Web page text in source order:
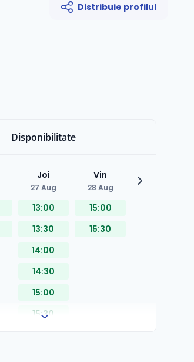
Distribuie profilul
Disponibilitate
Joi
27 Aug
13:00
13:30
14:00
14:30
15:00
15:30
Vin
28 Aug
15:00
15:30